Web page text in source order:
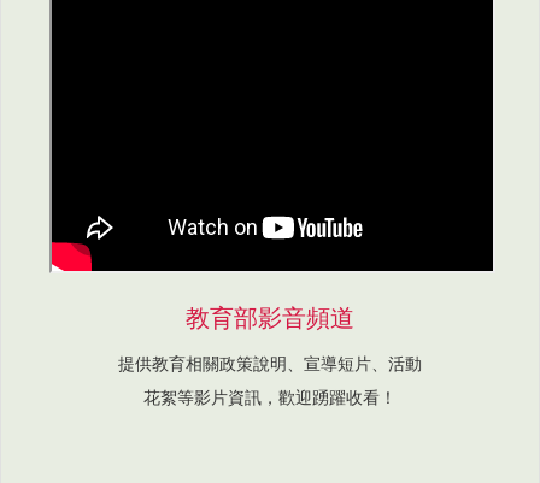
教育部影音頻道
提供教育相關政策說明、宣導短片、活動
花絮等影片資訊，歡迎踴躍收看！